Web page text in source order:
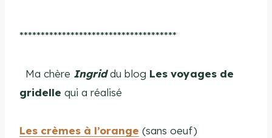
*************************************
Ma chère Ingriddu blog Les voyages de
gridelle qui a réalisé
Les crèmes à l’orange (sans oeuf)